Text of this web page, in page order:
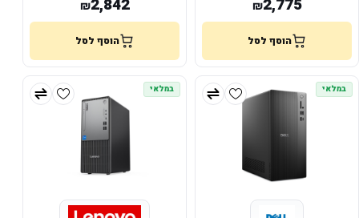
₪2,775
הוסף לסל
₪2,842
הוסף לסל
במלאי במלאי